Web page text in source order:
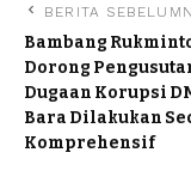
BERITA
Bambang
Dorong
Dugaan Korupsi
Bara Dilakukan
Komprehensif